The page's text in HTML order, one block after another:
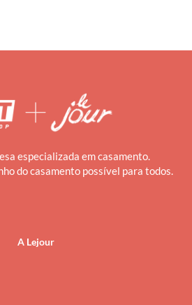
especializada em casamento.
do casamento possível para todos.
A Lejour